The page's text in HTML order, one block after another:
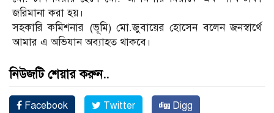
জরিমানা করা হয়।
সহকারি কমিশনার (ভূমি) মো.জুবায়ের হোসেন বলেন জনস্বার্থে
আমার এ অভিযান অব্যাহত থাকবে।
নিউজটি শেয়ার করুন..
Facebook Twitter Digg